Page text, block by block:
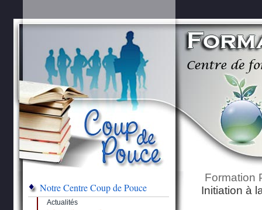
Formation
Initiation à
Notre Centre Coup de Pouce
Actualités